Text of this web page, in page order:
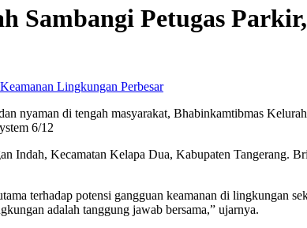
Sambangi Petugas
Perbesar
nyaman di tengah masyarakat, Bhabinkamtibmas
6/12
Indah, Kecamatan Kelapa Dua, Kabupaten Tangerang.
terhadap potensi gangguan keamanan di lingkungan
adalah tanggung jawab bersama,” ujarnya.